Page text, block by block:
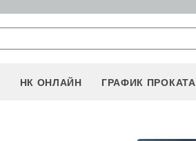
НК ОНЛАЙН ГРАФИК ПРОКАТА